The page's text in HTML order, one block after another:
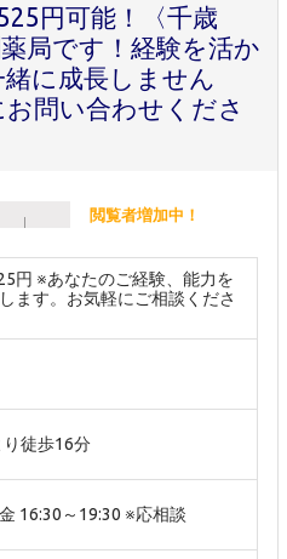
円可能！〈千歳
局です！経験を活か
に成長しません
問い合わせくださ
閲覧者増加中！
円 ※あなたのご経験、能力を
ます。お気軽にご相談くださ
り徒歩16分
16:30～19:30 ※応相談